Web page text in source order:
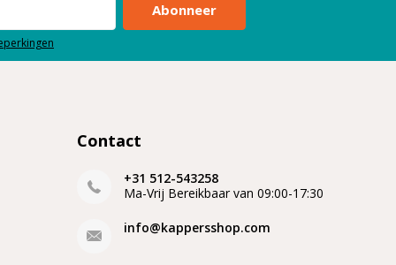
Abonneer
Contact
+31 512-543258
Ma-Vrij Bereikbaar van 09:00-17:30
info@kappersshop.com